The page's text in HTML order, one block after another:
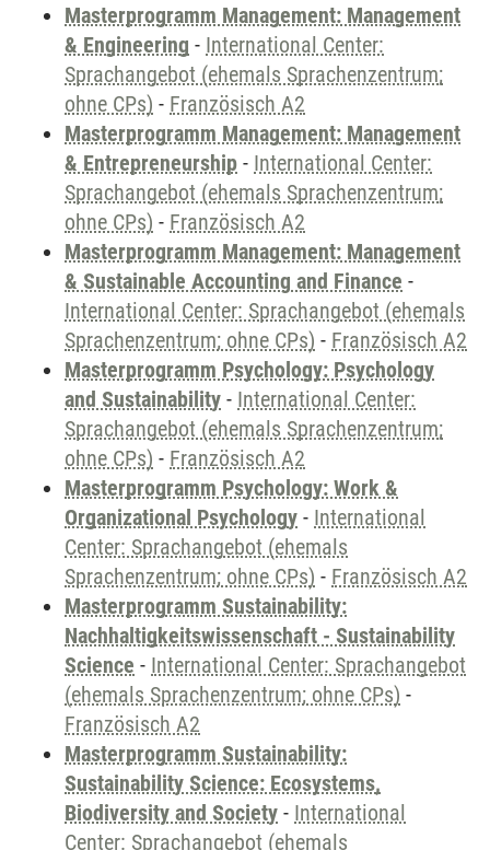
Masterprogramm Management: Management
& Engineering - International Center:
Sprachangebot (ehemals Sprachenzentrum;
ohne CPs) - Französisch A2
Masterprogramm Management: Management
& Entrepreneurship - International Center:
Sprachangebot (ehemals Sprachenzentrum;
ohne CPs) - Französisch A2
Masterprogramm Management: Management
& Sustainable Accounting and Finance -
International Center: Sprachangebot (ehemals
Sprachenzentrum; ohne CPs) - Französisch A2
Masterprogramm Psychology: Psychology
and Sustainability - International Center:
Sprachangebot (ehemals Sprachenzentrum;
ohne CPs) - Französisch A2
Masterprogramm Psychology: Work &
Organizational Psychology - International
Center: Sprachangebot (ehemals
Sprachenzentrum; ohne CPs) - Französisch A2
Masterprogramm Sustainability:
Nachhaltigkeitswissenschaft - Sustainability
Science - International Center: Sprachangebot
(ehemals Sprachenzentrum; ohne CPs) -
Französisch A2
Masterprogramm Sustainability:
Sustainability Science: Ecosystems,
Biodiversity and Society - International
Center: Sprachangebot (ehemals